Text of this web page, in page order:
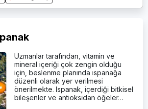
Uzmanlar tarafından, vitamin ve
mineral içeriği çok zengin olduğu
için, beslenme planında ıspanağa
düzenli olarak yer verilmesi
önerilmekte. Ispanak, içerdiği bitkisel
bileşenler ve antioksidan öğeler…